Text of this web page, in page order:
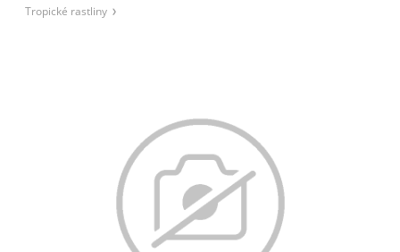
Tropické rastliny